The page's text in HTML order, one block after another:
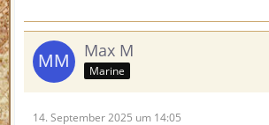
Max M
Marine
14. September 2025 um 14:05